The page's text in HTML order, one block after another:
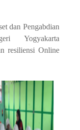
dan Pengabdian
Yogyakarta
resiliensi Online